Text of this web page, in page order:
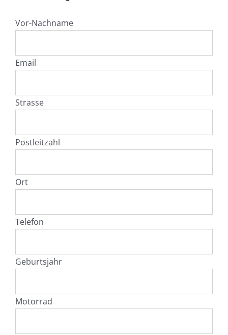
Vor-Nachname
Email
Strasse
Postleitzahl
Ort
Telefon
Geburtsjahr
Motorrad